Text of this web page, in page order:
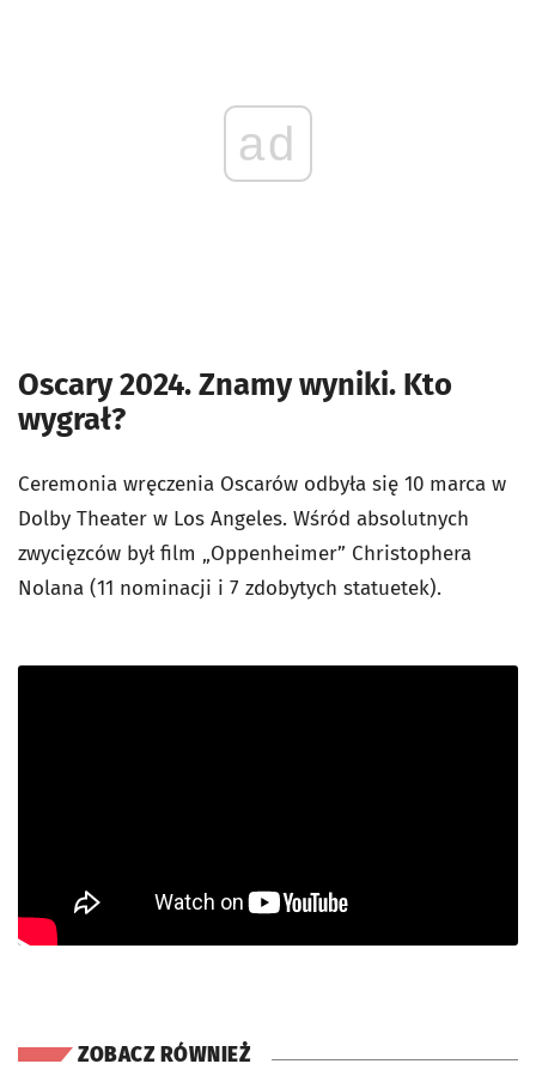
ad
Oscary 2024. Znamy wyniki. Kto
wygrał?
Ceremonia wręczenia Oscarów odbyła się 10 marca w
Dolby Theater w Los Angeles. Wśród absolutnych
zwycięzców był film „Oppenheimer” Christophera
Nolana (11 nominacji i 7 zdobytych statuetek).
ZOBACZ RÓWNIEŻ